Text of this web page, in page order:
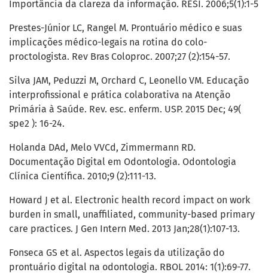
Importância da clareza da informação. RESI. 2006;5(1):1-5
Prestes-Júnior LC, Rangel M. Prontuário médico e suas
implicações médico-legais na rotina do colo-
proctologista. Rev Bras Coloproc. 2007;27 (2):154-57.
Silva JAM, Peduzzi M, Orchard C, Leonello VM. Educação
interprofissional e prática colaborativa na Atenção
Primária à Saúde. Rev. esc. enferm. USP. 2015 Dec; 49(
spe2 ): 16-24.
Holanda DAd, Melo VVCd, Zimmermann RD.
Documentação Digital em Odontologia. Odontologia
Clínica Científica. 2010;9 (2):111-13.
Howard J et al. Electronic health record impact on work
burden in small, unaffiliated, community-based primary
care practices. J Gen Intern Med. 2013 Jan;28(1):107-13.
Fonseca GS et al. Aspectos legais da utilização do
prontuário digital na odontologia. RBOL 2014: 1(1):69-77.